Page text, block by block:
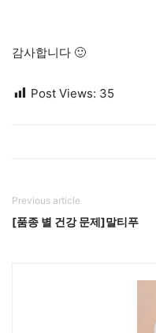
감사합니다 🙂
Post Views: 35
Previous article
[품종 별 건강 문제]말티푸